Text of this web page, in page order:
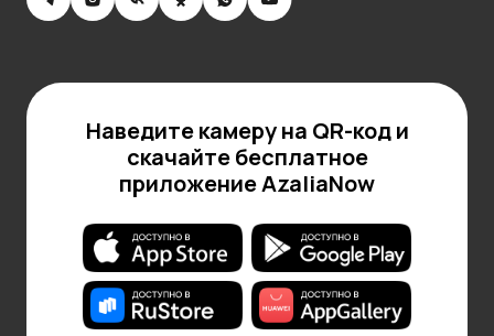
Наведите камеру на QR-код и
скачайте бесплатное
приложение AzaliaNow